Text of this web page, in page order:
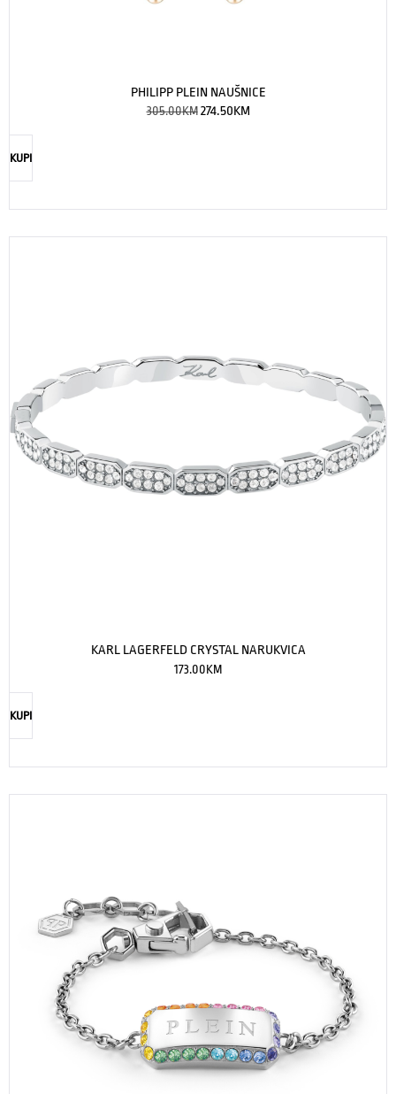
PHILIPP PLEIN NAUŠNICE
305.00KM 274.50KM
KUPI
KARL LAGERFELD CRYSTAL NARUKVICA
173.00KM
KUPI